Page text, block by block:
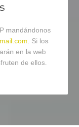
mandándonos
. Si los
en la web
de ellos.